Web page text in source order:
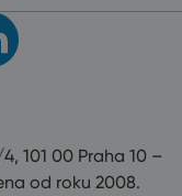
101 00 Praha 10 –
od roku 2008.